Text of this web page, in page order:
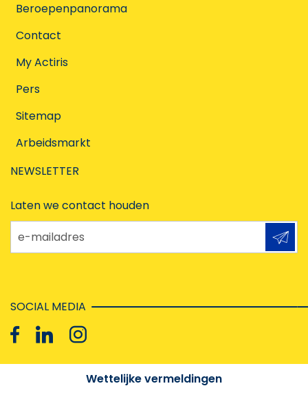
Beroepenpanorama
Contact
My Actiris
Pers
Sitemap
Arbeidsmarkt
NEWSLETTER
Laten we contact houden
e-mailadres
SOCIAL MEDIA
Wettelijke vermeldingen